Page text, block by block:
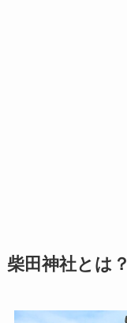
柴田神社とは？